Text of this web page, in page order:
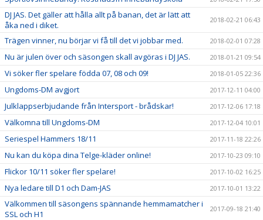
DJ JAS. Det gäller att hålla allt på banan, det är lätt att
åka ned i diket.
2018-02-21 06:43
Trägen vinner, nu börjar vi få till det vi jobbar med. 2018-02-01 07:28
Nu är julen över och säsongen skall avgöras i DJ JAS. 2018-01-21 09:54
Vi söker fler spelare födda 07, 08 och 09! 2018-01-05 22:36
Ungdoms-DM avgjort 2017-12-11 04:00
Julklappserbjudande från Intersport - brådskar! 2017-12-06 17:18
Välkomna till Ungdoms-DM 2017-12-04 10:01
Seriespel Hammers 18/11 2017-11-18 22:26
Nu kan du köpa dina Telge-kläder online! 2017-10-23 09:10
Flickor 10/11 söker fler spelare! 2017-10-02 16:25
Nya ledare till D1 och Dam-JAS 2017-10-01 13:22
Välkommen till säsongens spännande hemmamatcher i
SSL och H1
2017-09-18 21:40